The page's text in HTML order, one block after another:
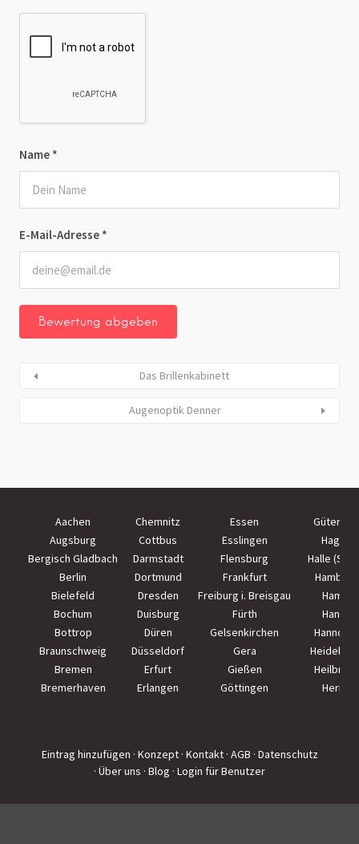
Name *
E-Mail-Adresse *
Das Brillenkabinett
Augenoptik Denner
Aachen Chemnitz Essen
Augsburg
Cottbus Esslingen
Hagen
Bergisch Gladbach
Darmstadt Flensburg
Halle
Berlin
Dortmund Frankfurt
Hamburg
Bielefeld
Dresden Freiburg i. Breisgau
Hamm
Bochum
Duisburg Fürth
Hanau
Bottrop
Düren Gelsenkirchen
Hannover
Braunschweig
Düsseldorf Gera
Bremen
Erfurt Gießen
Heilbronn
Bremerhaven
Erlangen Göttingen Herne
Eintrag hinzufügen · Konzept · Kontakt · AGB · Datenschutz
· Über uns · Blog · Login für Benutzer